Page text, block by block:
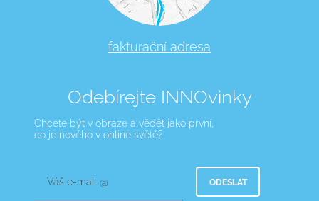
fakturační adresa
Odebírejte INNOvinky
Chcete být v obraze a vědět jako první,
co je nového v online světě?
Váš e-mail @ ODESLAT